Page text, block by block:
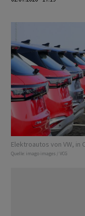
Elektroautos von VW, in
Quelle: imago images / VCG